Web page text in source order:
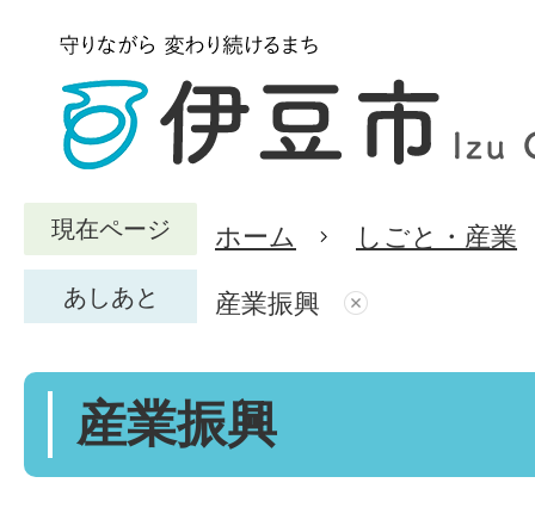
現在ページ ホーム しごと・産業
あしあと 産業振興
産業振興